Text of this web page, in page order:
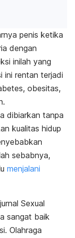
penis ketika
dengan
inilah yang
ini rentan terjadi
obesitas,
dibiarkan tanpa
kualitas hidup
sebabnya,
menjalani
Sexual
sangat baik
Olahraga